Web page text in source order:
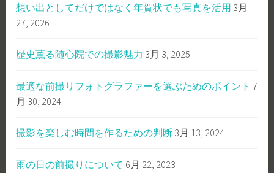
想い出としてだけではなく年賀状でも写真を活用 3月
27, 2026
歴史薫る随心院での撮影魅力 3月 3, 2025
最適な前撮りフォトグラファーを選ぶためのポイント 7
月 30, 2024
撮影を楽しむ時間を作るための判断 3月 13, 2024
雨の日の前撮りについて 6月 22, 2023